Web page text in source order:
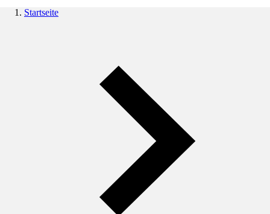
Startseite